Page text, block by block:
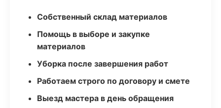
Собственный склад материалов
Помощь в выборе и закупке
материалов
Уборка после завершения работ
Работаем строго по договору и смете
Выезд мастера в день обращения